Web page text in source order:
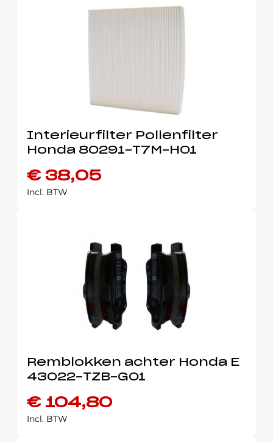
Interieurfilter Pollenfilter
Honda 80291-T7M-H01
€38,05
Incl. BTW
Remblokken achter Honda E
43022-TZB-G01
€104,80
Incl. BTW